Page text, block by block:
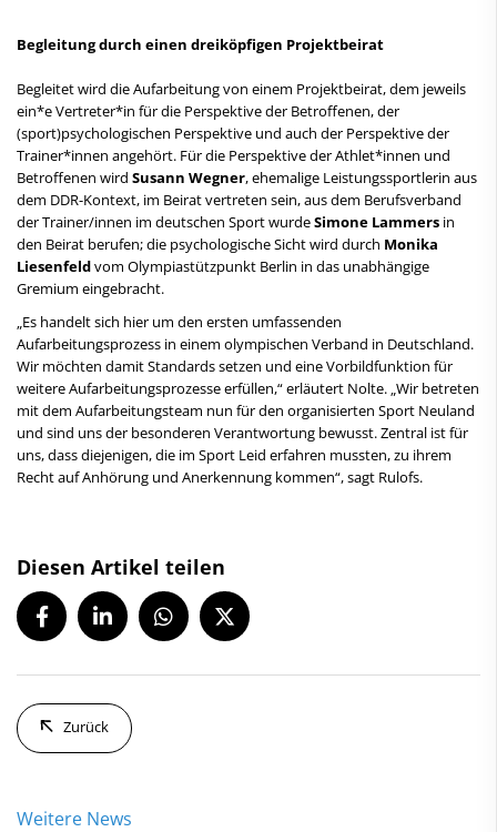
Begleitung durch einen dreiköpfigen Projektbeirat
Begleitet wird die Aufarbeitung von einem Projektbeirat, dem jeweils
ein*e Vertreter*in für die Perspektive der Betroffenen, der
(sport)psychologischen Perspektive und auch der Perspektive der
Trainer*innen angehört. Für die Perspektive der Athlet*innen und
Betroffenen wird Susann Wegner, ehemalige Leistungssportlerin aus
dem DDR-Kontext, im Beirat vertreten sein, aus dem Berufsverband
der Trainer/innen im deutschen Sport wurdeSimone Lammers in
den Beirat berufen; die psychologische Sicht wird durch Monika
Liesenfeldvom Olympiastützpunkt Berlin in das unabhängige
Gremium eingebracht.
„Es handelt sich hier um den ersten umfassenden
Aufarbeitungsprozess in einem olympischen Verband in Deutschland.
Wir möchten damit Standards setzen und eine Vorbildfunktion für
weitere Aufarbeitungsprozesse erfüllen,“ erläutert Nolte. „Wir betreten
mit dem Aufarbeitungsteam nun für den organisierten Sport Neuland
und sind uns der besonderen Verantwortung bewusst. Zentral ist für
uns, dass diejenigen, die im Sport Leid erfahren mussten, zu ihrem
Recht auf Anhörung und Anerkennung kommen“, sagt Rulofs.
Diesen Artikel teilen
Zurück
Weitere News